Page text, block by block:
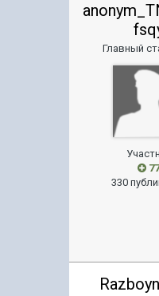
Главный
330